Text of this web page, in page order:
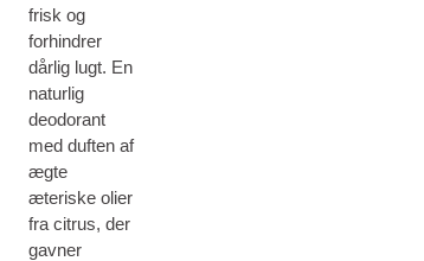
frisk og
forhindrer
dårlig lugt. En
naturlig
deodorant
med duften af
ægte
æteriske olier
fra citrus, der
gavner